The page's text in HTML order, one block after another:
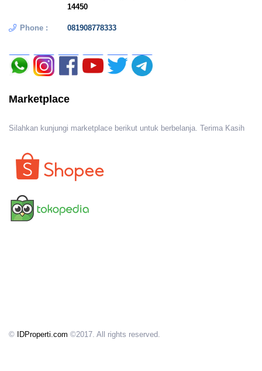
14450
Phone : 081908778333
Marketplace
Silahkan kunjungi marketplace berikut untuk berbelanja. Terima Kasih
© IDProperti.com ©2017. All rights reserved.